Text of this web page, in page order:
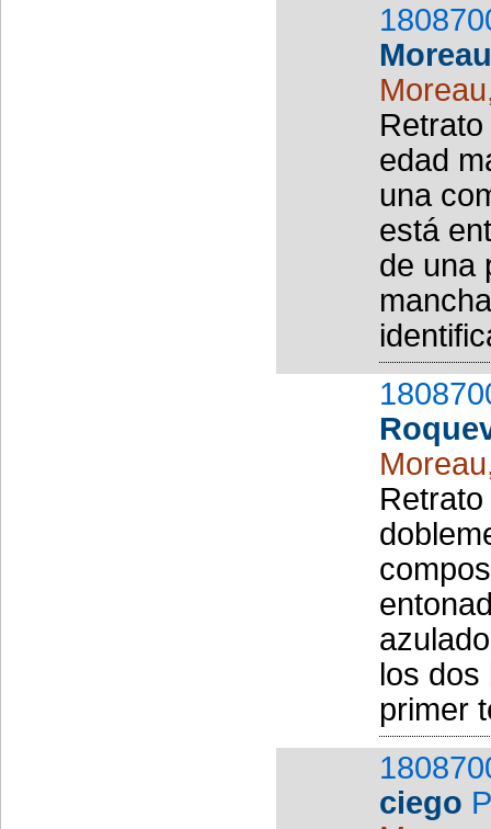
edad
una
está
de una
los dos
primer
ciego